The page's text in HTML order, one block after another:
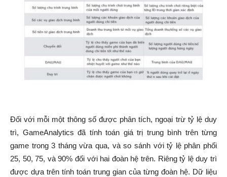
Đối với mỗi một thông số được phân tích, ngoại trừ tỷ lệ duy
trì, GameAnalytics đã tính toán giá trị trung bình trên từng
game trong 3 tháng vừa qua, và so sánh với tỷ lệ phân phối
25, 50, 75, và 90% đối với hai đoàn hệ trên. Riêng tỷ lệ duy trì
được dựa trên tính toán trung gian của từng đoàn hệ. Dữ liệu